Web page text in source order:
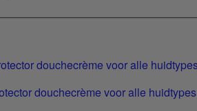
douchecrème voor alle huidtypes